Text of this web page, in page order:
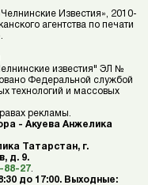
Известия», 2010-
агентства по печати
известия" ЭЛ №
Федеральной службой
технологий и массовых
рекламы.
- Акуева Анжелика
Татарстан, г.
д. 9.
88-27
до 17:00. Выходные: